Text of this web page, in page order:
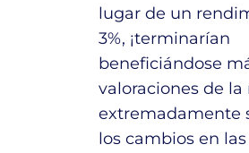
lugar de un
3%, ¡terminarían
beneficiándose
valoraciones de
extremadamente
los cambios en